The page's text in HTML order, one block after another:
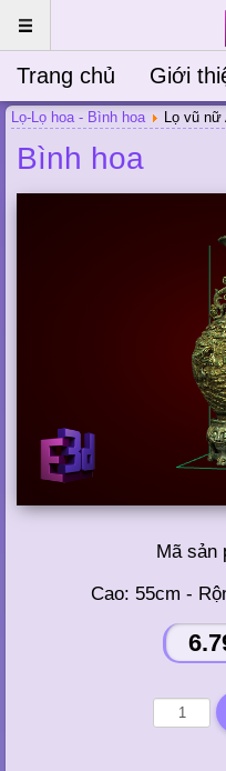
Trang chủ Giới
Lọ-Lọ hoa - Bình hoa Lọ vũ nữ
Bình hoa
Mã sản
Cao: 55cm -